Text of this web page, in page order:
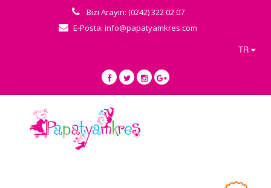
Bizi Arayın: (0242) 322 02 07
E-Posta: info@papatyamkres.com
TR